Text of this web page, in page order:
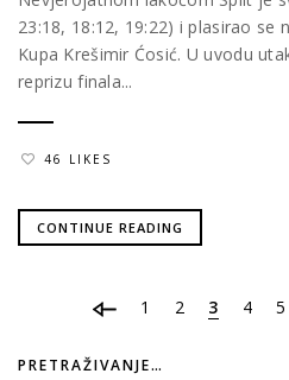
23:18, 18:12, 19:22) i plasirao se
Kupa Krešimir Ćosić. U uvodu
reprizu finala...
46 LIKES
CONTINUE READING
1 2 3 4 5
PRETRAŽIVANJE…